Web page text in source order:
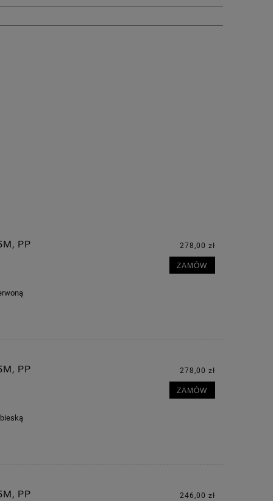
PP
278,00 zł
ZAMÓW
PP
278,00 zł
ZAMÓW
PP
246,00 zł